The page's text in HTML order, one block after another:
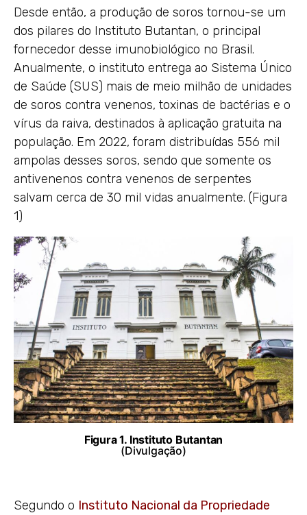
Desde então, a produção de soros tornou-se um
dos pilares do Instituto Butantan, o principal
fornecedor desse imunobiológico no Brasil.
Anualmente, o instituto entrega ao Sistema Único
de Saúde (SUS) mais de meio milhão de unidades
de soros contra venenos, toxinas de bactérias e o
vírus da raiva, destinados à aplicação gratuita na
população. Em 2022, foram distribuídas 556 mil
ampolas desses soros, sendo que somente os
antivenenos contra venenos de serpentes
salvam cerca de 30 mil vidas anualmente. (Figura
1)
Figura 1. Instituto Butantan
(Divulgação)
Segundo o Instituto Nacional da Propriedade